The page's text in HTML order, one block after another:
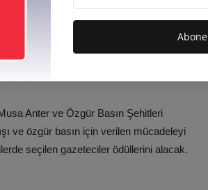
Abone
ardından her yıl olduğu gibi bu yıl da
meslektaşları, insan hakları
hem onun yaşamı hem de özgür
Anter ve Özgür Basın Şehitleri
ve özgür basın için verilen mücadeleyi
seçilen gazeteciler ödüllerini alacak.